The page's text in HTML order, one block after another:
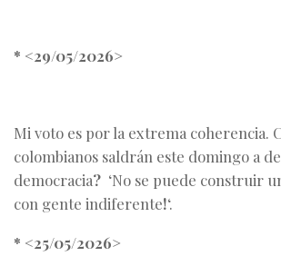
* <29/05/2026>
Mi voto es por la extrema coherencia.
colombianos saldrán este domingo a
democracia? ‘No se puede construir
con gente indiferente!‘.
* <25/05/2026>